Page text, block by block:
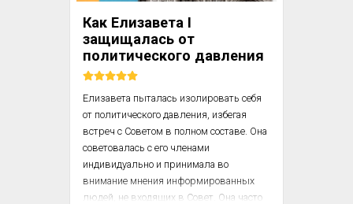
болезни — свое лекарство; так что здесь
лучше советовать, чем...
Как Елизавета I
защищалась от
политического давления
Елизавета пыталась изолировать себя
от политического давления, избегая
встреч с Советом в полном составе. Она
советовалась с его членами
индивидуально и принимала во
внимание мнения информированных
людей, не входящих в Совет. Она часто